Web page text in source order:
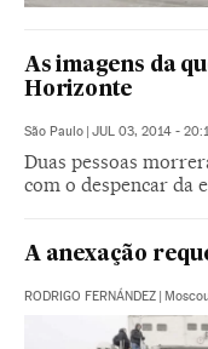
As imagens da
Horizonte
São Paulo | JUL 03, 2014 -
Duas pessoas
com o despencar da
A anexação
RODRIGO FERNÁNDEZ | Moscou